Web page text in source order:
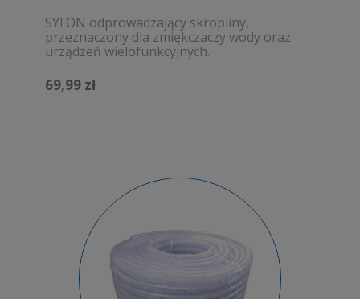
SYFON odprowadzający skropliny,
przeznaczony dla zmiękczaczy wody oraz
urządzeń wielofunkcyjnych.
69,99 zł